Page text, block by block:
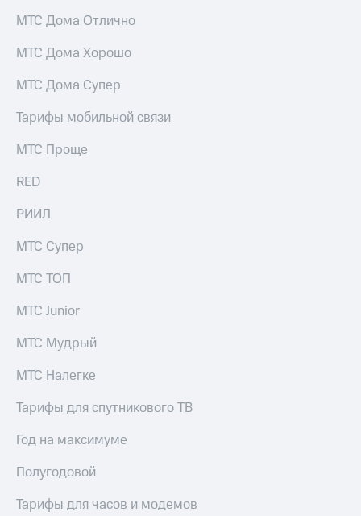
МТС Дома Отлично
МТС Дома Хорошо
МТС Дома Супер
Тарифы мобильной связи
МТС Проще
RED
РИИЛ
МТС Супер
МТС ТОП
МТС Junior
МТС Мудрый
МТС Налегке
Тарифы для спутникового ТВ
Год на максимуме
Полугодовой
Тарифы для часов и модемов